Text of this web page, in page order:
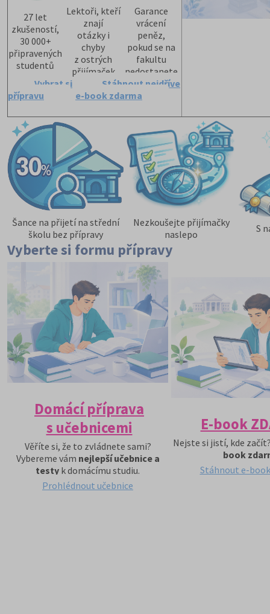
27 let
zkušeností,
30 000+
připravených
studentů
Lektoři, kteří
znají
otázky i
chyby
z ostrých
přijímaček
Garance
vrácení
peněz,
pokud se na
fakultu
nedostanete
Vybrat si
přípravu
Stáhnout nejdříve
e-book zdarma
Šance na přijetí na střední
školu bez přípravy
Nezkoušejte přijímačky
naslepo
S
Vyberte si formu přípravy
Domácí příprava
s učebnicemi
Věříte si, že to zvládnete sami?
Vybereme vám nejlepší učebnice a
testy k domácímu studiu.
Prohlédnout učebnice
E-book
Nejste si jistí, kde
book
Stáhnout e-